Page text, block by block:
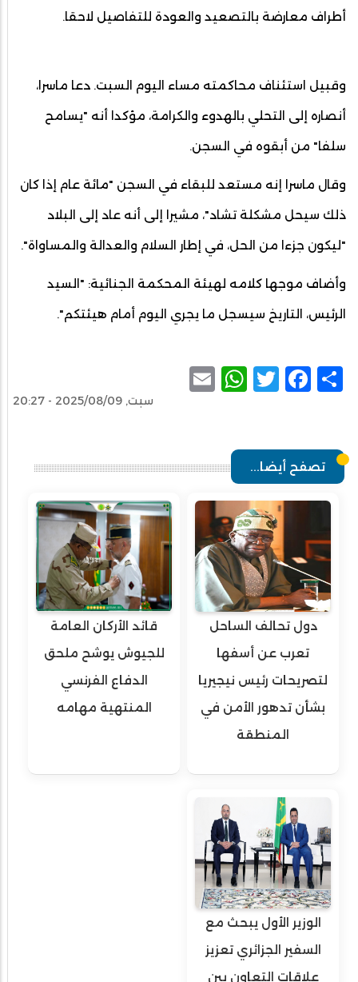
أطراف معارضة بالتصعيد والعودة للتفاصيل لاحقا.
وقبيل استئناف محاكمته مساء اليوم السبت. دعا ماسرا،
أنصاره إلى التحلي بالهدوء والكرامة، مؤكدا أنه "يسامح
سلفا" من أبقوه في السجن.
وقال ماسرا إنه مستعد للبقاء في السجن "مائة عام إذا كان
ذلك سيحل مشكلة تشاد"، مشيرا إلى أنه عاد إلى البلاد
"ليكون جزءا من الحل، في إطار السلام والعدالة والمساواة".
وأضاف موجها كلامه لهيئة المحكمة الجنائية: "السيد
الرئيس، التاريخ سيسجل ما يجري اليوم أمام هيئتكم".
Share
Facebook
Twitter
WhatsApp
سبت, 2025/08/09 - 20:27
تصفح أيضا...
دول تحالف الساحل
تعرب عن أسفها
لتصريحات رئيس نيجيريا
بشأن تدهور الأمن في
المنطقة
قائد الأركان العامة
للجيوش يوشح ملحق
الدفاع الفرنسي
المنتهية مهامه
الوزير الأول يبحث مع
السفير الجزائري تعزيز
علاقات التعاون بين